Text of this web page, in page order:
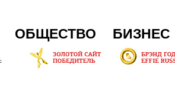
ОБЩЕСТВО БИЗНЕС